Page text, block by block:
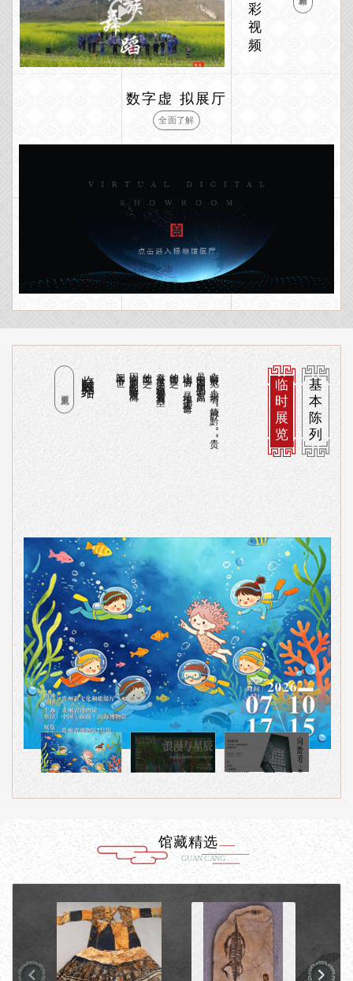
彩
视
频
数字虚 拟展厅
全面了解
临时展览--贵州省，简称"黔"、"贵"，
是中国西南腹地的一个高原
山地省份，是地球上远古生命
的摇篮之一，
亦是世界上岩溶地貌发育最典型
的地区之一，
因绚丽多彩的喀斯特景观而
闻名于世。
临
时
展
览
基
本
陈
列
馆藏精选
GUAN CANG